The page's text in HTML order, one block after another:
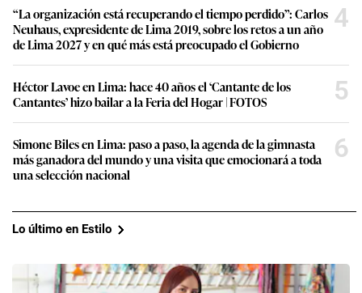
“La organización está recuperando el tiempo perdido”: Carlos
Neuhaus, expresidente de Lima 2019, sobre los retos a un año
de Lima 2027 y en qué más está preocupado el Gobierno
4
Héctor Lavoe en Lima: hace 40 años el ‘Cantante de los
Cantantes’ hizo bailar a la Feria del Hogar | FOTOS
5
Simone Biles en Lima: paso a paso, la agenda de la gimnasta
más ganadora del mundo y una visita que emocionará a toda
una selección nacional
6
Lo último en Estilo